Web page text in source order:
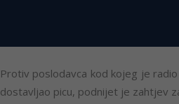
Protiv poslodavca kod kojeg je
dostavljao picu, podnijet je zahtjev